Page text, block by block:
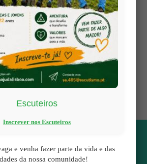
dia do lenço Escuteiro
Madeira
Escuteiros 2026/27
Catequese 2026/27
férias
Escuteiros
Inscrever nos Escuteiros
e venha fazer parte da vida e das
da nossa comunidade!